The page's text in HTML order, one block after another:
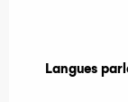
Langues
Langues